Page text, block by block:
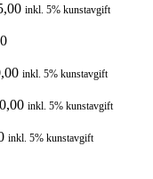
inkl. 5% kunstavgift
inkl. 5% kunstavgift
inkl. 5% kunstavgift
inkl. 5% kunstavgift